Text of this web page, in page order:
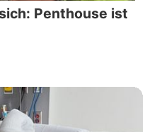
Penthouse ist